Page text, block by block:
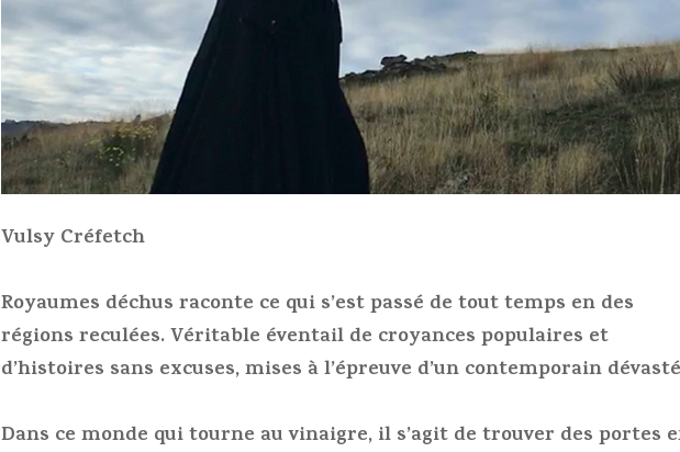
Vulsy Créfetch
Royaumes déchus raconte ce qui s’est passé de tout temps en des
régions reculées. Véritable éventail de croyances populaires et
d’histoires sans excuses, mises à l’épreuve d’un contemporain
Dans ce monde qui tourne au vinaigre, il s’agit de trouver des portes